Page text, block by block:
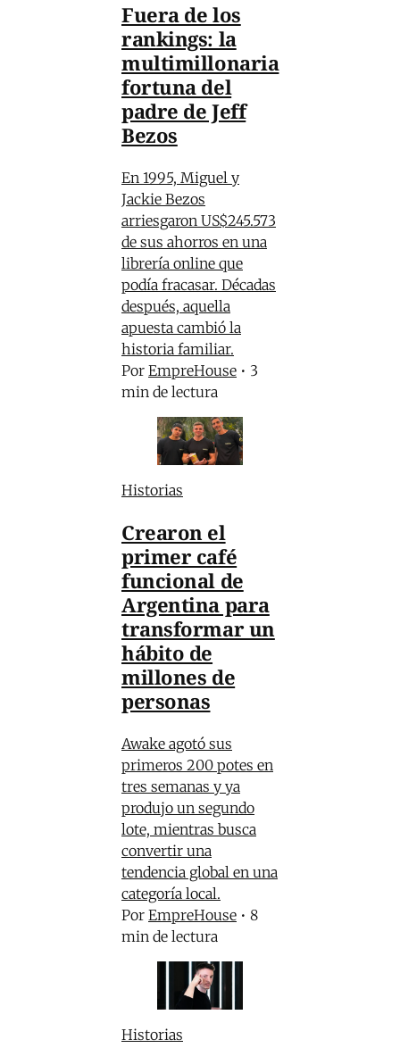
Fuera de los
rankings: la
multimillonaria
fortuna del
padre de Jeff
Bezos
En 1995, Miguel y
Jackie Bezos
arriesgaron US$245.573
de sus ahorros en una
librería online que
podía fracasar. Décadas
después, aquella
apuesta cambió la
historia familiar.
Por EmpreHouse • 3
min de lectura
Historias
Crearon el
primer café
funcional de
Argentina para
transformar un
hábito de
millones de
personas
Awake agotó sus
primeros 200 potes en
tres semanas y ya
produjo un segundo
lote, mientras busca
convertir una
tendencia global en una
categoría local.
Por EmpreHouse • 8
min de lectura
Historias